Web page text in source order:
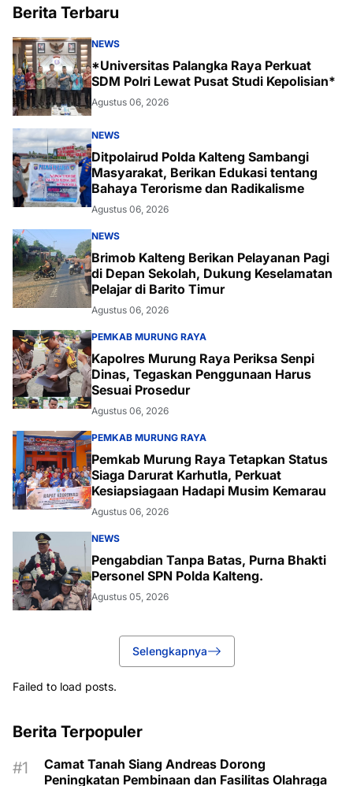
Berita Terbaru
NEWS
*Universitas Palangka Raya Perkuat
SDM Polri Lewat Pusat Studi Kepolisian*
Agustus 06, 2026
NEWS
Ditpolairud Polda Kalteng Sambangi
Masyarakat, Berikan Edukasi tentang
Bahaya Terorisme dan Radikalisme
Agustus 06, 2026
NEWS
Brimob Kalteng Berikan Pelayanan Pagi
di Depan Sekolah, Dukung Keselamatan
Pelajar di Barito Timur
Agustus 06, 2026
PEMKAB MURUNG RAYA
Kapolres Murung Raya Periksa Senpi
Dinas, Tegaskan Penggunaan Harus
Sesuai Prosedur
Agustus 06, 2026
PEMKAB MURUNG RAYA
Pemkab Murung Raya Tetapkan Status
Siaga Darurat Karhutla, Perkuat
Kesiapsiagaan Hadapi Musim Kemarau
Agustus 06, 2026
NEWS
Pengabdian Tanpa Batas, Purna Bhakti
Personel SPN Polda Kalteng.
Agustus 05, 2026
Selengkapnya
Failed to load posts.
Berita Terpopuler
Camat Tanah Siang Andreas Dorong
Peningkatan Pembinaan dan Fasilitas Olahraga